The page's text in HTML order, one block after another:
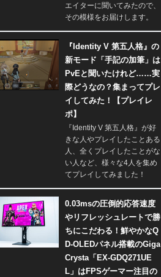
エイターに聞いてみたので、
その模様をお届けします。
『Identity V 第五人格』の
新モード「手記の加筆」は
PvEと聞いたけれど……実
際どうなの？集まってプレ
イしてみた！【プレイレ
ポ】
『Identity V 第五人格』が好
きな人やプレイしたことある
人、全くプレイしたことがな
い人など、様々な4人を集め
てプレイしてみました！
0.03msの圧倒的応答速度
やリフレッシュレートで勝
ちにこだわる！鮮やかなQ
D-OLEDパネル搭載のGiga
Crysta「EX-GDQ271UE
L」はFPSゲーマー注目の